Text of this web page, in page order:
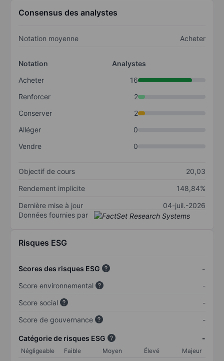
Consensus des analystes
Notation moyenne Acheter
Notation
Analystes
Acheter
16
Renforcer
2
Conserver
2
Alléger
0
Vendre
0
Objectif de cours
20,03
Rendement implicite
148,84%
Dernière mise à jour
04-juil.-2026
Données fournies par
Risques ESG
Scores des risques ESG
-
Score environnemental
-
Score social
-
Score de gouvernance
-
Catégorie de risques ESG -
Négligeable Faible Moyen Élevé
Majeur